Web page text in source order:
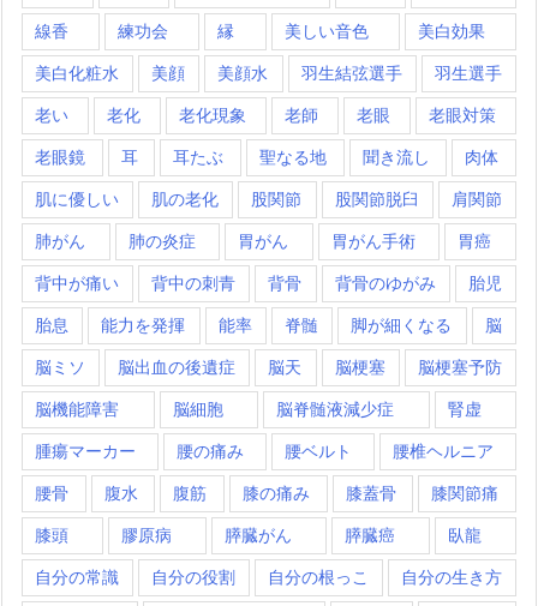
線香 練功会 縁 美しい音色 美白効果
美白化粧水 美顔 美顔水 羽生結弦選手 羽生選手
老い 老化 老化現象 老師 老眼 老眼対策
老眼鏡 耳 耳たぶ 聖なる地 聞き流し 肉体
肌に優しい 肌の老化 股関節 股関節脱臼 肩関節
肺がん 肺の炎症 胃がん 胃がん手術 胃癌
背中が痛い 背中の刺青 背骨 背骨のゆがみ 胎児
胎息 能力を発揮 能率 脊髄 脚が細くなる 脳
脳ミソ 脳出血の後遺症 脳天 脳梗塞 脳梗塞予防
脳機能障害 脳細胞 脳脊髄液減少症 腎虚
腫瘍マーカー 腰の痛み 腰ベルト 腰椎ヘルニア
腰骨 腹水 腹筋 膝の痛み 膝蓋骨 膝関節痛
膝頭 膠原病 膵臓がん 膵臓癌 臥龍
自分の常識 自分の役割 自分の根っこ 自分の生き方